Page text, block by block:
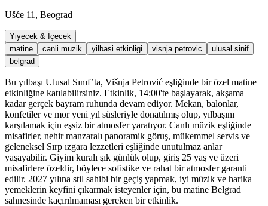
Ušće 11, Beograd
Yiyecek & İçecek
matine
canli muzik yilbasi etkinligi visnja petrovic
ulusal sinif
belgrad
Bu yılbaşı Ulusal Sınıf’ta, Višnja Petrović eşliğinde bir özel matine
etkinliğine katılabilirsiniz. Etkinlik, 14:00'te başlayarak, akşama
kadar gerçek bayram ruhunda devam ediyor. Mekan, balonlar,
konfetiler ve mor yeni yıl süsleriyle donatılmış olup, yılbaşını
karşılamak için eşsiz bir atmosfer yaratıyor. Canlı müzik eşliğinde
misafirler, nehir manzaralı panoramik göruş, mükemmel servis ve
geleneksel Sırp ızgara lezzetleri eşliğinde unutulmaz anlar
yaşayabilir. Giyim kuralı şık günlük olup, giriş 25 yaş ve üzeri
misafirlere özeldir, böylece sofistike ve rahat bir atmosfer garanti
edilir. 2027 yılına stil sahibi bir geçiş yapmak, iyi müzik ve harika
yemeklerin keyfini çıkarmak isteyenler için, bu matine Belgrad
sahnesinde kaçırılmaması gereken bir etkinlik.